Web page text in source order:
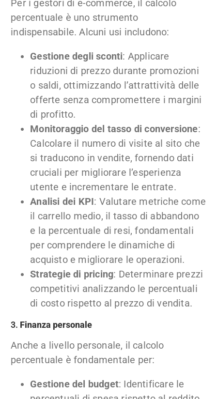
Per i gestori di e-commerce, il calcolo
percentuale è uno strumento
indispensabile. Alcuni usi includono:
Gestione degli sconti: Applicare
riduzioni di prezzo durante promozioni
o saldi, ottimizzando l’attrattività delle
offerte senza compromettere i margini
di profitto.
Monitoraggio del tasso di conversione:
Calcolare il numero di visite al sito che
si traducono in vendite, fornendo dati
cruciali per migliorare l’esperienza
utente e incrementare le entrate.
Analisi dei KPI: Valutare metriche come
il carrello medio, il tasso di abbandono
e la percentuale di resi, fondamentali
per comprendere le dinamiche di
acquisto e migliorare le operazioni.
Strategie di pricing: Determinare prezzi
competitivi analizzando le percentuali
di costo rispetto al prezzo di vendita.
3. Finanza personale
Anche a livello personale, il calcolo
percentuale è fondamentale per:
Gestione del budget: Identificare le